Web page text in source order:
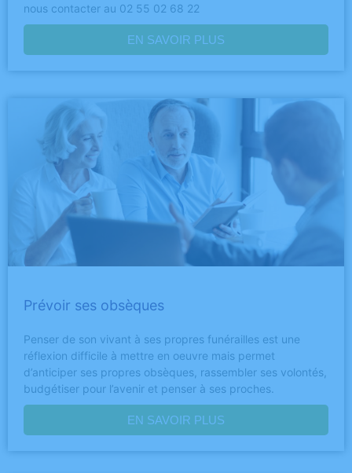
nous contacter au 02 55 02 68 22
EN SAVOIR PLUS
Prévoir ses obsèques
Penser de son vivant à ses propres funérailles est une
réflexion difficile à mettre en oeuvre mais permet
d’anticiper ses propres obsèques, rassembler ses volontés,
budgétiser pour l’avenir et penser à ses proches.
EN SAVOIR PLUS